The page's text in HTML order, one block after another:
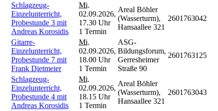
Schlagzeug-
Einzelunterricht,
Probestunde 3 mit
Andreas Korosidis
Mi.
02.09.2026,
17.30 Uhr
1 Termin
Areal Böhler
(Wasserturm),
Hansaallee 321
2601763042
Gitarre-
Einzelunterricht,
Probestunde 7 mit
Frank Dietmeier
Mi.
02.09.2026,
18.00 Uhr
1 Termin
ASG-
Bildungsforum,
Gerresheimer
Straße 90
2601763125
Schlagzeug-
Einzelunterricht,
Probestunde 4 mit
Andreas Korosidis
Mi.
02.09.2026,
18.15 Uhr
1 Termin
Areal Böhler
(Wasserturm),
Hansaallee 321
2601763043